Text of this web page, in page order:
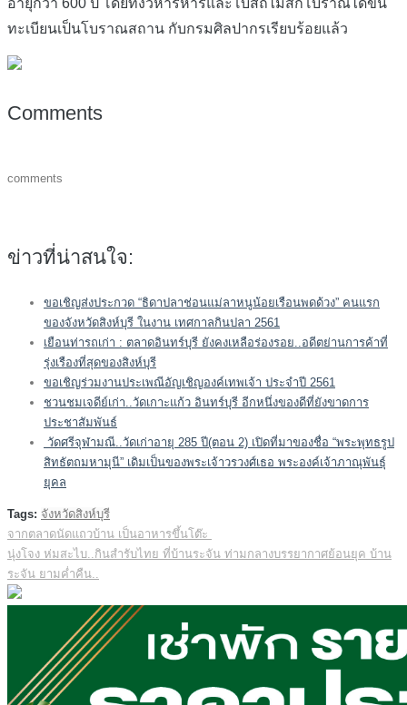
ทะเบียนเป็นโบราณสถาน กับกรมศิลปากรเรียบร้อยแล้ว
Comments
comments
ข่าวที่น่าสนใจ:
ขอเชิญส่งประกวด “ธิดาปลาช่อนแม่ลาหนูน้อยเรือนพดด้วง” คนแรก
ของจังหวัดสิงห์บุรี ในงาน เทศกาลกินปลา 2561
เยือนท่ารถเก่า : ตลาดอินทร์บุรี ยังคงเหลือร่องรอย..อดีตย่านการค้าที่
รุ่งเรืองที่สุดของสิงห์บุรี
ขอเชิญร่วมงานประเพณีอัญเชิญองค์เทพเจ้า ประจำปี 2561
ชวนชมเจดีย์เก่า..วัดเกาะแก้ว อินทร์บุรี อีกหนึ่งของดีที่ยังขาดการ
ประชาสัมพันธ์
วัดศรีจุฬามณี..วัดเก่าอายุ 285 ปี(ตอน 2) เปิดที่มาของชื่อ “พระพุทธรูป
สิทธัตถมหามุนี” เดิมเป็นของพระเจ้าวรวงศ์เธอ พระองค์เจ้าภาณุพันธุ์
ยุคล
Tags: จังหวัดสิงห์บุรี
Post
navigation
จากตลาดนัดแถวบ้าน เป็นอาหารขึ้นโต๊ะ
นุ่งโจง ห่มสะไบ..กินสำรับไทย ที่บ้านระจัน ท่ามกลางบรรยากาศย้อนยุค บ้าน
ระจัน ยามค่ำคืน..